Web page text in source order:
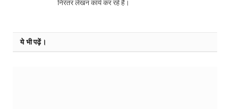
निरंतर लेखन कार्य कर रहे हैं।
ये भी पढ़ें।